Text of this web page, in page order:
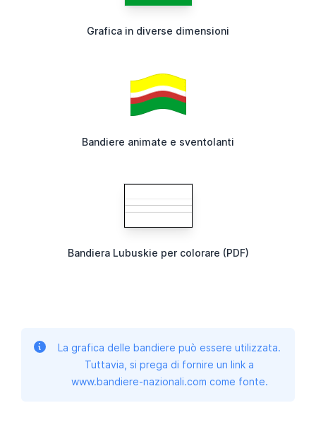
Grafica in diverse dimensioni
Bandiere animate e sventolanti
Bandiera Lubuskie per colorare (PDF)
La grafica delle bandiere può essere utilizzata.
Tuttavia, si prega di fornire un link a
www.bandiere-nazionali.com come fonte.